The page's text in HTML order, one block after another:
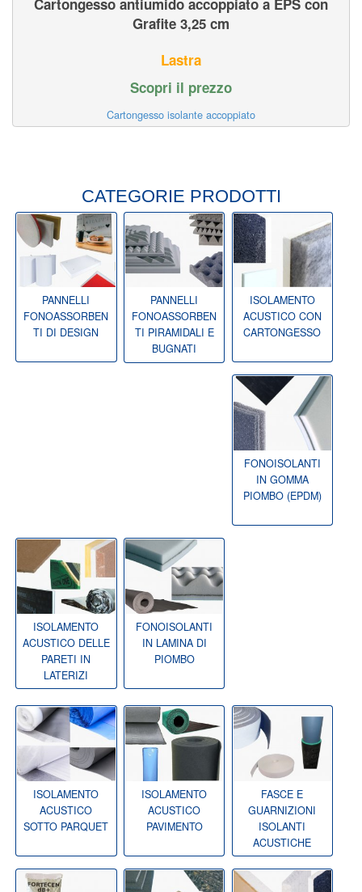
Cartongesso antiumido accoppiato a EPS con
Grafite 3,25 cm
Lastra
Scopri il prezzo
Cartongesso isolante accoppiato
CATEGORIE PRODOTTI
PANNELLI
FONOASSORBEN
TI DI DESIGN
PANNELLI
FONOASSORBEN
TI PIRAMIDALI E
BUGNATI
ISOLAMENTO
ACUSTICO CON
CARTONGESSO
FONOISOLANTI
IN GOMMA
PIOMBO (EPDM)
ISOLAMENTO
ACUSTICO DELLE
PARETI IN
LATERIZI
FONOISOLANTI
IN LAMINA DI
PIOMBO
ISOLAMENTO
ACUSTICO
SOTTO PARQUET
ISOLAMENTO
ACUSTICO
PAVIMENTO
FASCE E
GUARNIZIONI
ISOLANTI
ACUSTICHE